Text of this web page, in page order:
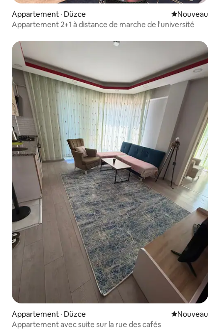
Appartement · Düzce Nouvel
Nouveau
Appartement 2+1 à distance de marche de l'université
Appartement · Düzce Nouvel
Nouveau
Appartement avec suite sur la rue des cafés